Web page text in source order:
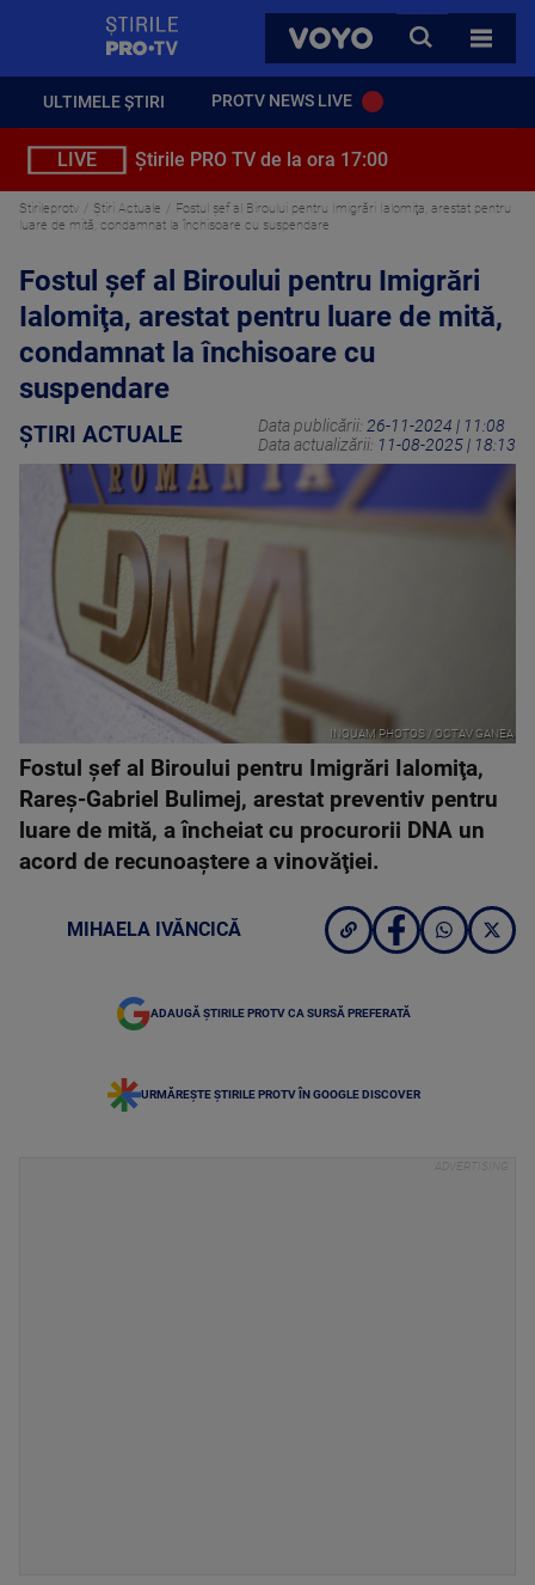
VOYO
CAUTA
TOATE
ULTIMELE ȘTIRI PROTV NEWS LIVE
LIVE Știrile PRO TV de la ora 17:00
Stirileprotv Știri Actuale
Fostul şef al Biroului pentru Imigrări Ialomiţa, arestat pentru
luare de mită, condamnat la închisoare cu suspendare
Fostul şef al Biroului pentru Imigrări
Ialomiţa, arestat pentru luare de mită,
condamnat la închisoare cu
suspendare
ȘTIRI ACTUALE Data publicării: 26-11-2024 | 11:08
Data actualizării: 11-08-2025 | 18:13
INQUAM PHOTOS / OCTAV GANEA
Fostul şef al Biroului pentru Imigrări Ialomiţa,
Rareş-Gabriel Bulimej, arestat preventiv pentru
luare de mită, a încheiat cu procurorii DNA un
acord de recunoaştere a vinovăţiei.
MIHAELA IVĂNCICĂ
ADAUGĂ ȘTIRILE PROTV CA SURSĂ PREFERATĂ
URMĂREȘTE ȘTIRILE PROTV ÎN GOOGLE DISCOVER